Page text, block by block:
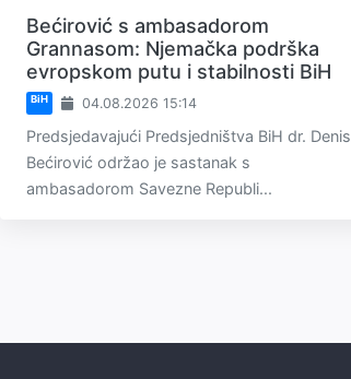
Bećirović s ambasadorom
Grannasom: Njemačka podrška
evropskom putu i stabilnosti BiH
BiH 04.08.2026 15:14
Predsjedavajući Predsjedništva BiH dr. Denis
Bećirović održao je sastanak s
ambasadorom Savezne Republi...